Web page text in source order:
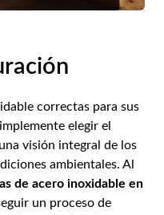
correctas para sus
elegir el
visión integral de los
ambientales. Al
de acero inoxidable en
un proceso de